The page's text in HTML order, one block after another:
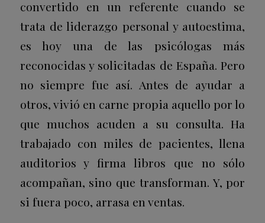
convertido en un referente cuando se
trata de liderazgo personal y autoestima,
es hoy una de las psicólogas más
reconocidas y solicitadas de España. Pero
no siempre fue así. Antes de ayudar a
otros, vivió en carne propia aquello por lo
que muchos acuden a su consulta. Ha
trabajado con miles de pacientes, llena
auditorios y firma libros que no sólo
acompañan, sino que transforman. Y, por
si fuera poco, arrasa en ventas.